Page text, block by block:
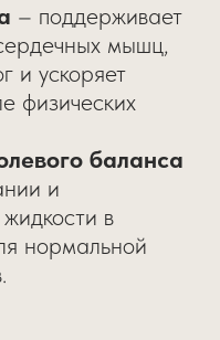
– поддерживает
мышц,
и ускоряет
физических
баланса
и
в
нормальной